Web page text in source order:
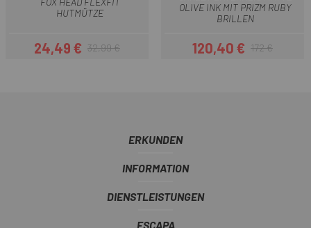
HUTMÜTZE
Preis
24,49 €Regulärer Preis
32,99 €
OLIVE INK MIT PRIZM RUBY
BRILLEN
Preis
120,40 €Regulärer Preis
172 €
ERKUNDEN
INFORMATION
DIENSTLEISTUNGEN
ESCAPA